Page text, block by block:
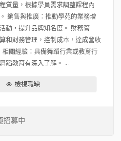
定
質量，根據學員需求調整課程內
銷售與推廣：推動學苑的業務增
動，提升品牌知名度。 財務管
和財務管理，控制成本，達成營收
相關經驗：具備舞蹈行業或教育行
蹈教育有深入了解。 ...
檢視職缺
招募中